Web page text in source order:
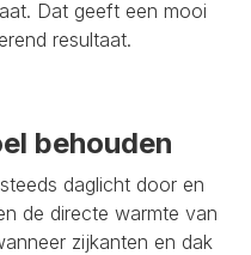
Dat geeft een mooi
resultaat.
behouden
daglicht door en
de directe warmte van
zijkanten en dak